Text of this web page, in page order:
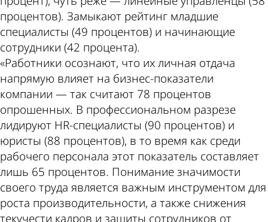
процентов). Замыкают рейтинг младшие
специалисты (49 процентов) и начинающие
сотрудники (42 процента).
«Работники осознают, что их личная отдача
напрямую влияет на бизнес-показатели
компании — так считают 78 процентов
опрошенных. В профессиональном разрезе
лидируют HR-специалисты (90 процентов) и
юристы (88 процентов), в то время как среди
рабочего персонала этот показатель составляет
лишь 65 процентов. Понимание значимости
своего труда является важным инструментом для
роста производительности, а также снижения
текучести кадров и защиты сотрудников от